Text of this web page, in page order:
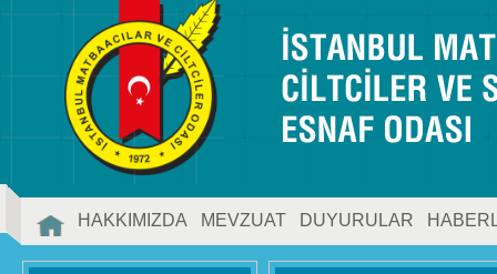
HAKKIMIZDA MEVZUAT DUYURULAR
İLETİŞİM